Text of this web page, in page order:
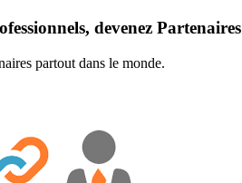
devenez Partenaires
partout dans le monde.